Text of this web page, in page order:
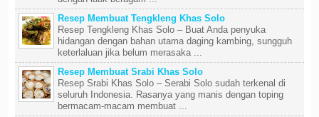
Resep Membuat Tengkleng Khas Solo
Resep Tengkleng Khas Solo – Buat Anda penyuka
hidangan dengan bahan utama daging kambing, sungguh
keterlaluan jika belum merasaka ...
Resep Membuat Srabi Khas Solo
Resep Srabi Khas Solo – Serabi Solo sudah terkenal di
seluruh Indonesia. Rasanya yang manis dengan toping
bermacam-macam membuat ...